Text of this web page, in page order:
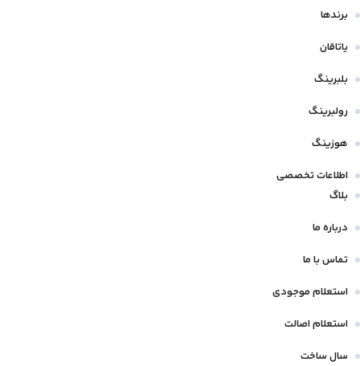
برندها
یاتاقان
بلبرینگ
رولبرینگ
هوزینگ
اطلاعات تخصصی
بلاگ
درباره ما
تماس با ما
استعلام موجودی
استعلام اصالت
سال ساخت